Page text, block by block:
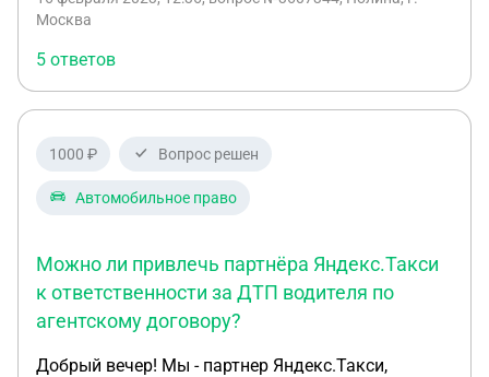
сеова заключить с ним такой же договор на два
Москва
5 ответов
1000 ₽ Вопрос решен
Автомобильное право
Можно ли привлечь партнёра Яндекс.Такси
к ответственности за ДТП водителя по
агентскому договору?
Добрый вечер! Мы - партнер Яндекс.Такси,